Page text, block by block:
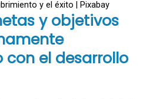
y el éxito | Pixabay
y objetivos
con el desarrollo